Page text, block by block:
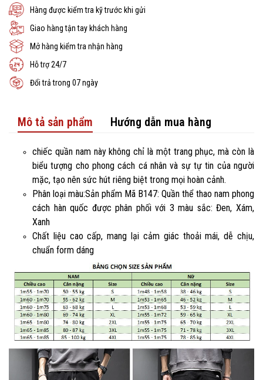
Hàng được kiểm tra kỹ trước khi gửi
Giao hàng tận tay khách hàng
Mở hàng kiểm tra nhận hàng
Hỗ trợ 24/7
Đổi trả trong 07 ngày
Mô tả sản phẩm Hướng dẫn mua hàng
chiếc quần nam này không chỉ là một trang phục, mà còn là
biểu tượng cho phong cách cá nhân và sự tự tin của người
mặc, tạo nên sức hút riêng biệt trong mọi hoàn cảnh.
Phân loại màu:Sản phẩm Mã B147: Quần thể thao nam phong
cách hàn quốc được phân phối với 3 màu sắc: Đen, Xám,
Xanh
Chất liệu cao cấp, mang lại cảm giác thoải mái, dễ chịu,
chuẩn form dáng